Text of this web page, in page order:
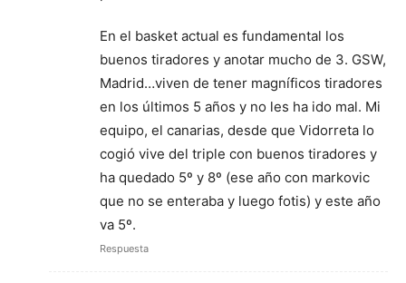
En el basket actual es fundamental los
buenos tiradores y anotar mucho de 3. GSW,
Madrid…viven de tener magníficos tiradores
en los últimos 5 años y no les ha ido mal. Mi
equipo, el canarias, desde que Vidorreta lo
cogió vive del triple con buenos tiradores y
ha quedado 5º y 8º (ese año con markovic
que no se enteraba y luego fotis) y este año
va 5º.
Respuesta